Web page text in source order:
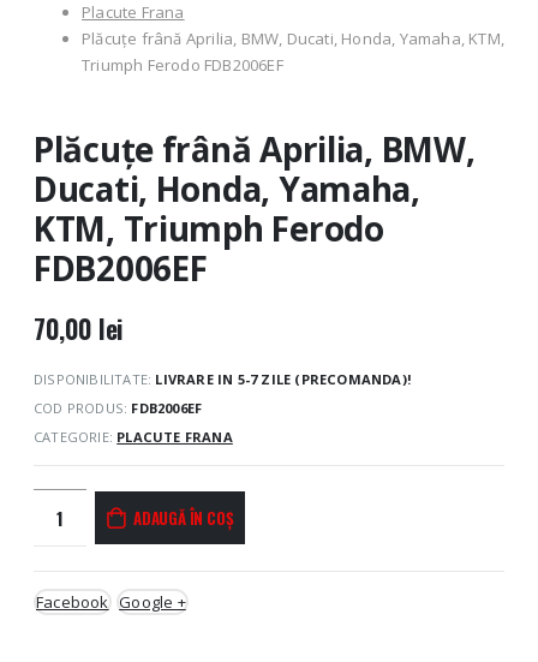
Placute Frana
Plăcuțe frână Aprilia, BMW, Ducati, Honda, Yamaha, KTM,
Triumph Ferodo FDB2006EF
Plăcuțe frână Aprilia, BMW,
Ducati, Honda, Yamaha,
KTM, Triumph Ferodo
FDB2006EF
70,00 lei
DISPONIBILITATE: LIVRARE IN 5-7 ZILE (PRECOMANDA)!
COD PRODUS: FDB2006EF
CATEGORIE: PLACUTE FRANA
ADAUGĂ ÎN COȘ
Facebook Google +